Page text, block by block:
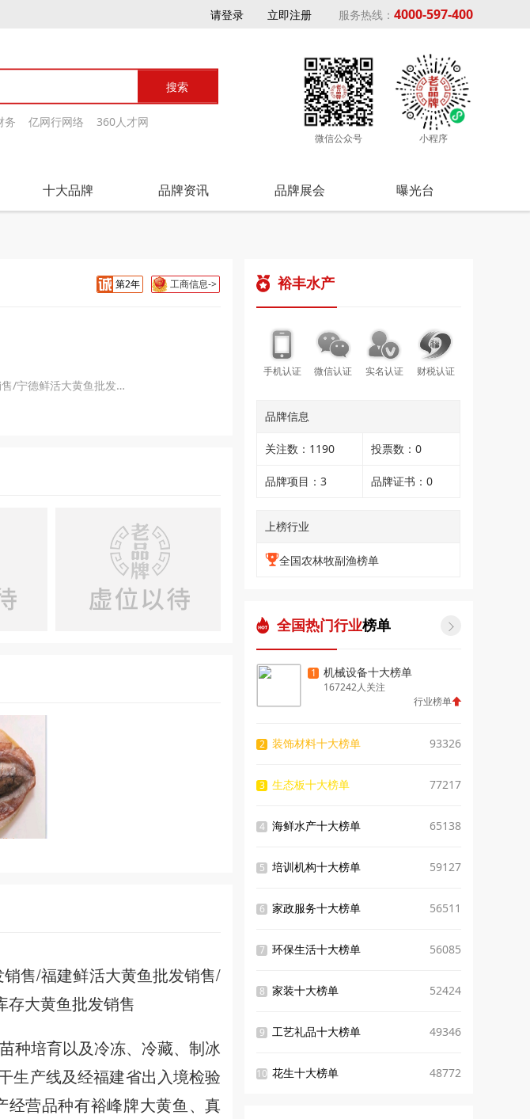
请登录 立即注册 服务热线： 4000-597-400
务 亿网行网络 360人才网
微信公众号 小程序
十大品牌 品牌资讯 品牌展会 曝光台
第2年 工商信息->
主营产品：大黄鱼批发销售/宁德大黄鱼批发销售/福建鲜活大黄鱼批发销售/宁德鲜活大黄鱼批发销售/大黄鱼养殖基地批发/宁德海鲜批发销售/库存大黄鱼批发销售
售/福建鲜活大黄鱼批发销售/
存大黄鱼批发销售
种培育以及冷冻、冷藏、制冰
生产线及经福建省出入境检验
营品种有裕峰牌大黄鱼、真
裕丰水产
手机认证 微信认证 实名认证 财税认证
品牌信息
关注数：1190 投票数：0
品牌项目：3 品牌证书：0
上榜行业
全国农林牧副渔榜单
全国热门行业榜单 
1 机械设备十大榜单
167242人关注
行业榜单
2 装饰材料十大榜单 93326
3 生态板十大榜单 77217
4 海鲜水产十大榜单 65138
5 培训机构十大榜单 59127
6 家政服务十大榜单 56511
7 环保生活十大榜单 56085
8 家装十大榜单 52424
9 工艺礼品十大榜单 49346
10 花生十大榜单 48772